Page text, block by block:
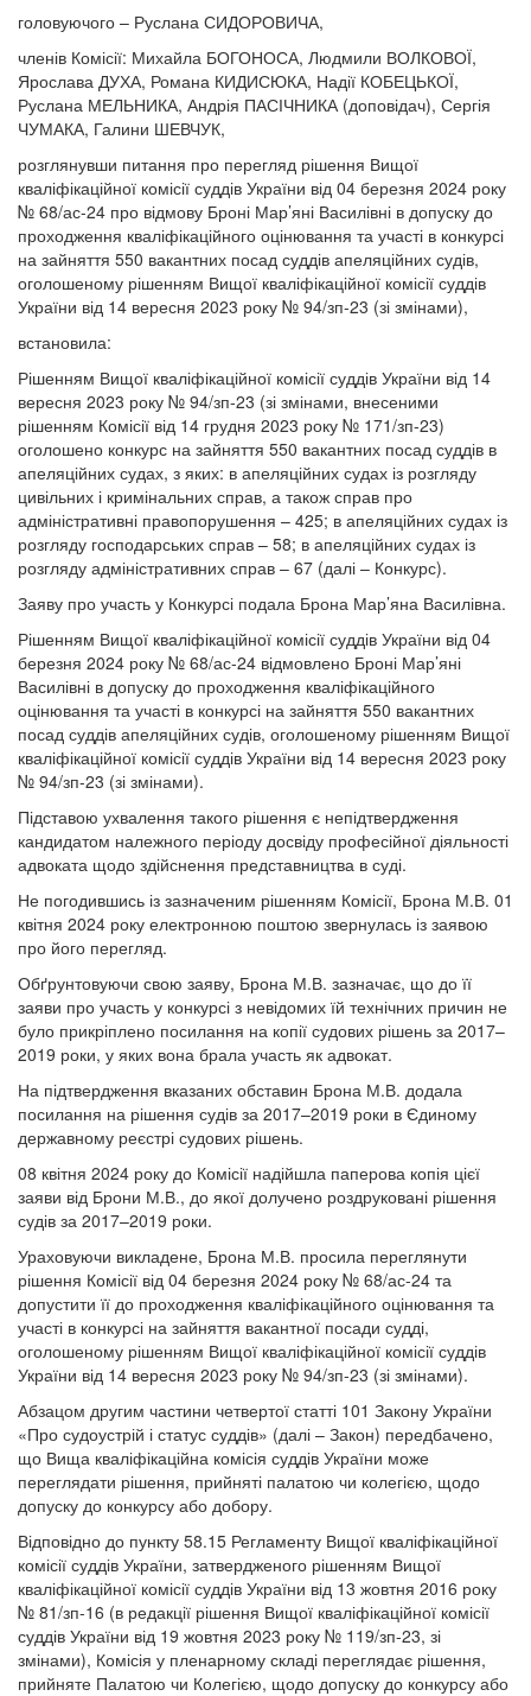
головуючого – Руслана СИДОРОВИЧА,
членів Комісії: Михайла БОГОНОСА, Людмили ВОЛКОВОЇ,
Ярослава ДУХА, Романа КИДИСЮКА, Надії КОБЕЦЬКОЇ,
Руслана МЕЛЬНИКА, Андрія ПАСІЧНИКА (доповідач), Сергія
ЧУМАКА, Галини ШЕВЧУК,
розглянувши питання про перегляд рішення Вищої
кваліфікаційної комісії суддів України від 04 березня 2024 року
№ 68/ас-24 про відмову Броні Мар’яні Василівні в допуску до
проходження кваліфікаційного оцінювання та участі в конкурсі
на зайняття 550 вакантних посад суддів апеляційних судів,
оголошеному рішенням Вищої кваліфікаційної комісії суддів
України від 14 вересня 2023 року № 94/зп-23 (зі змінами),
встановила:
Рішенням Вищої кваліфікаційної комісії суддів України від 14
вересня 2023 року № 94/зп-23 (зі змінами, внесеними
рішенням Комісії від 14 грудня 2023 року № 171/зп‑23)
оголошено конкурс на зайняття 550 вакантних посад суддів в
апеляційних судах, з яких: в апеляційних судах із розгляду
цивільних і кримінальних справ, а також справ про
адміністративні правопорушення – 425; в апеляційних судах із
розгляду господарських справ – 58; в апеляційних судах із
розгляду адміністративних справ – 67 (далі – Конкурс).
Заяву про участь у Конкурсі подала Брона Мар’яна Василівна.
Рішенням Вищої кваліфікаційної комісії суддів України від 04
березня 2024 року № 68/ас-24 відмовлено Броні Мар’яні
Василівні в допуску до проходження кваліфікаційного
оцінювання та участі в конкурсі на зайняття 550 вакантних
посад суддів апеляційних судів, оголошеному рішенням Вищої
кваліфікаційної комісії суддів України від 14 вересня 2023 року
№ 94/зп-23 (зі змінами).
Підставою ухвалення такого рішення є непідтвердження
кандидатом належного періоду досвіду професійної діяльності
адвоката щодо здійснення представництва в суді.
Не погодившись із зазначеним рішенням Комісії, Брона М.В. 01
квітня 2024 року електронною поштою звернулась із заявою
про його перегляд.
Обґрунтовуючи свою заяву, Брона М.В. зазначає, що до її
заяви про участь у конкурсі з невідомих їй технічних причин не
було прикріплено посилання на копії судових рішень за 2017–
2019 роки, у яких вона брала участь як адвокат.
На підтвердження вказаних обставин Брона М.В. додала
посилання на рішення судів за 2017–2019 роки в Єдиному
державному реєстрі судових рішень.
08 квітня 2024 року до Комісії надійшла паперова копія цієї
заяви від Брони М.В., до якої долучено роздруковані рішення
судів за 2017–2019 роки.
Ураховуючи викладене, Брона М.В. просила переглянути
рішення Комісії від 04 березня 2024 року № 68/ас-24 та
допустити її до проходження кваліфікаційного оцінювання та
участі в конкурсі на зайняття вакантної посади судді,
оголошеному рішенням Вищої кваліфікаційної комісії суддів
України від 14 вересня 2023 року № 94/зп-23 (зі змінами).
Абзацом другим частини четвертої статті 101 Закону України
«Про судоустрій і статус суддів» (далі – Закон) передбачено,
що Вища кваліфікаційна комісія суддів України може
переглядати рішення, прийняті палатою чи колегією, щодо
допуску до конкурсу або добору.
Відповідно до пункту 58.15 Регламенту Вищої кваліфікаційної
комісії суддів України, затвердженого рішенням Вищої
кваліфікаційної комісії суддів України від 13 жовтня 2016 року
№ 81/зп-16 (в редакції рішення Вищої кваліфікаційної комісії
суддів України від 19 жовтня 2023 року № 119/зп-23, зі
змінами), Комісія у пленарному складі переглядає рішення,
прийняте Палатою чи Колегією, щодо допуску до конкурсу або